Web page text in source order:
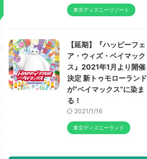
東京ディズニーリゾート
【延期】『ハッピーフェ
ア・ウィズ・ベイマック
ス』2021年1月より開催
決定 新トゥモローランド
が“ベイマックス”に染ま
る！
2021/1/16
東京ディズニーランド